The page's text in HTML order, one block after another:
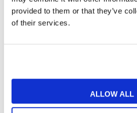
provided to them or that they’ve
of their services.
ALLOW ALL
Comment dire “ça va” en
READ MORE
28